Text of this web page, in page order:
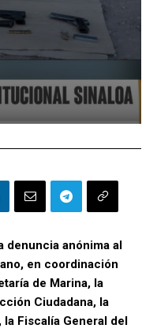
denuncia anónima al
en coordinación
de Marina, la
Ciudadana, la
la Fiscalía General del